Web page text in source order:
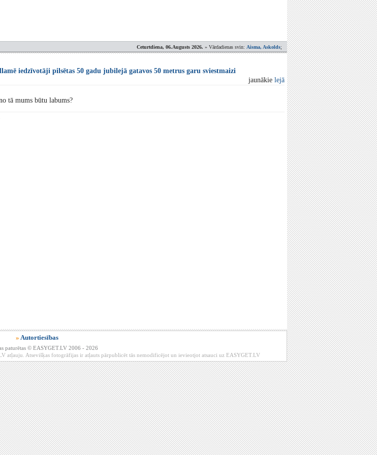
Ceturtdiena, 06.Augusts 2026. » Vārdadienas svin: Aisma, Askolds;
iedzīvotāji pilsētas 50 gadu jubilejā gatavos 50 metrus garu sviestmaizi
jaunākie lejā
tā mums būtu labums?
» Autortiesības
paturētas © EASYGET.LV 2006 - 2026
atļauju. Atsevišķas fotogrāfijas ir atļauts pārpublicēt tās nemodificējot un ievieotjot atsauci uz EASYGET.LV